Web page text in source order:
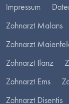
Impressum
Zahnarzt Malans
Zahnarzt
Zahnarzt Ilanz
Zahnarzt Ems
Zahnarzt Disentis